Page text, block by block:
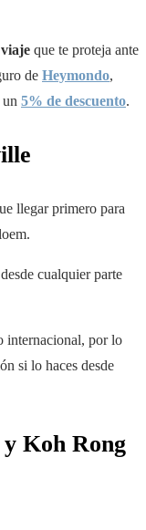
que te proteja ante
de Heymondo,
5% de descuento.
llegar primero para
cualquier parte
internacional, por lo
si lo haces desde
Koh Rong